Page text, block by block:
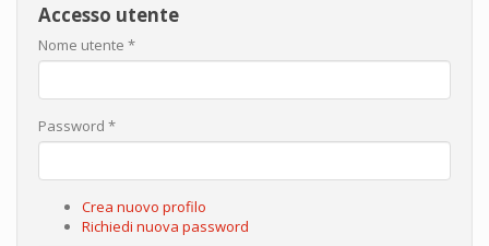
Accesso utente
Nome utente *
Password *
Crea nuovo profilo
Richiedi nuova password